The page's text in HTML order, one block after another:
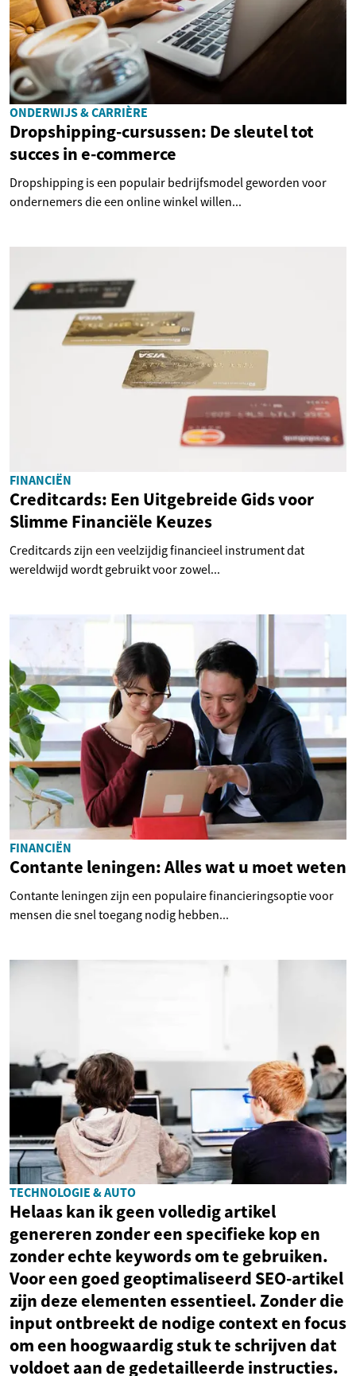
ONDERWIJS & CARRIÈRE
Dropshipping-cursussen: De sleutel tot
succes in e-commerce
Dropshipping is een populair bedrijfsmodel geworden voor
ondernemers die een online winkel willen...
FINANCIËN
Creditcards: Een Uitgebreide Gids voor
Slimme Financiële Keuzes
Creditcards zijn een veelzijdig financieel instrument dat
wereldwijd wordt gebruikt voor zowel...
FINANCIËN
Contante leningen: Alles wat u moet weten
Contante leningen zijn een populaire financieringsoptie voor
mensen die snel toegang nodig hebben...
TECHNOLOGIE & AUTO
Helaas kan ik geen volledig artikel
genereren zonder een specifieke kop en
zonder echte keywords om te gebruiken.
Voor een goed geoptimaliseerd SEO-artikel
zijn deze elementen essentieel. Zonder die
input ontbreekt de nodige context en focus
om een hoogwaardig stuk te schrijven dat
voldoet aan de gedetailleerde instructies.